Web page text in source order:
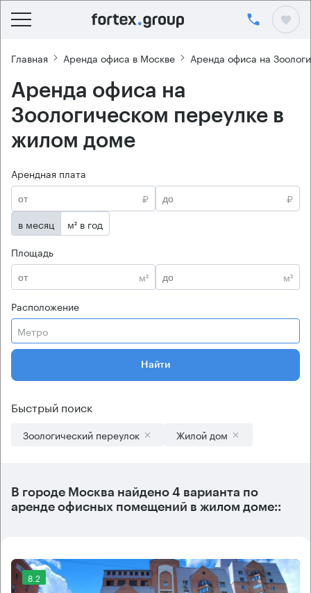
Главная Аренда офиса в Москве Аренда офиса на
Аренда офиса на
Зоологическом переулке в
жилом доме
Арендная плата
₽
₽
в месяц
м² в год
Площадь
м²
м²
Расположение
Метро
Найти
Быстрый поиск
Зоологический переулок Жилой дом
В городе Москва найдено 4 варианта по
аренде офисных помещений в жилом доме::
8.2